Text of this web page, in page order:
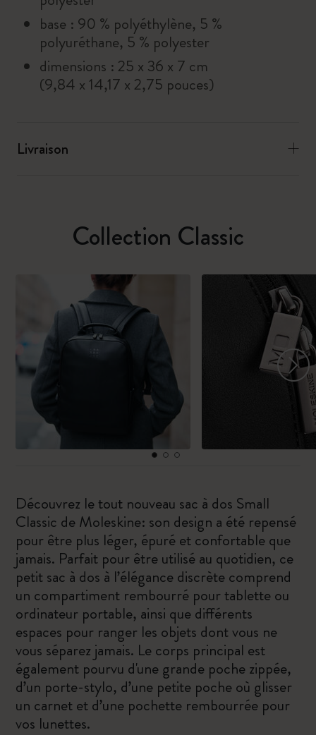
base : 90 % polyéthylène, 5 %
polyuréthane, 5 % polyester
dimensions : 25 x 36 x 7 cm
(9,84 x 14,17 x 2,75 pouces)
Livraison
Collection Classic
Découvrez le tout nouveau sac à dos Small
Classic de Moleskine: son design a été repensé
pour être plus léger, épuré et confortable que
jamais. Parfait pour être utilisé au quotidien, ce
petit sac à dos à l’élégance discrète comprend
un compartiment rembourré pour tablette ou
ordinateur portable, ainsi que différents
espaces pour ranger les objets dont vous ne
vous séparez jamais. Le corps principal est
également pourvu d'une grande poche zippée,
d’un porte-stylo, d’une petite poche où glisser
un carnet et d’une pochette rembourrée pour
vos lunettes.